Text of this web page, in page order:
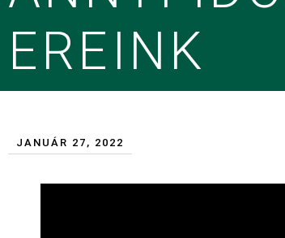
EREINK
JANUÁR 27, 2022